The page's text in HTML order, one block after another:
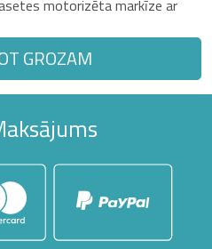
motorizēta markīze ar
GROZAM